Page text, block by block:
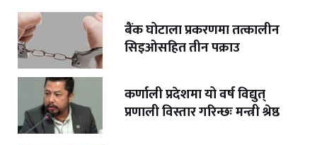
बैंक घोटाला प्रकरणमा तत्कालीन
सिइओसहित तीन पक्राउ
कर्णाली प्रदेशमा यो वर्ष विद्युत्
प्रणाली विस्तार गरिन्छः मन्त्री श्रेष्ठ